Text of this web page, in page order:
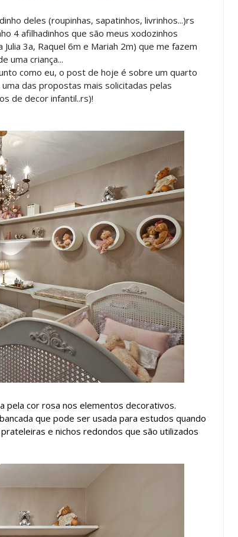
deles (roupinhas, sapatinhos, livrinhos...)rs
4 afilhadinhos que são meus xodozinhos
3a, Raquel 6m e Mariah 2m) que me fazem
uma criança...
como eu, o post de hoje é sobre um quarto
das propostas mais solicitadas pelas
de decor infantil..rs)!
pela cor rosa nos elementos decorativos.
que pode ser usada para estudos quando
e nichos redondos que são utilizados